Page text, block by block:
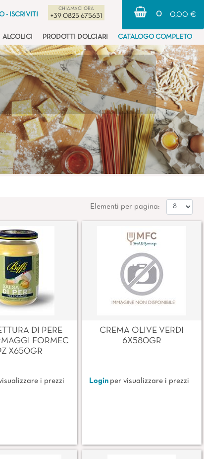
- ISCRIVITI
CHIAMACI ORA
+39 0825 675631 0 0,00 €
ALCOLICI PRODOTTI DOLCIARI CATALOGO COMPLETO
Elementi per pagina:
DI PERE
FORMEC
X650GR
i prezzi
CREMA OLIVE VERDI
6X580GR
Login per visualizzare i prezzi